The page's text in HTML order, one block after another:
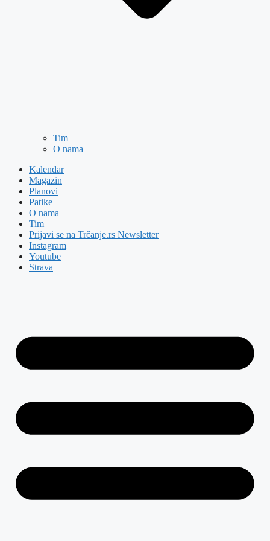
Tim
O nama
Kalendar
Magazin
Planovi
Patike
O nama
Tim
Prijavi se na Trčanje.rs Newsletter
Instagram
Youtube
Strava